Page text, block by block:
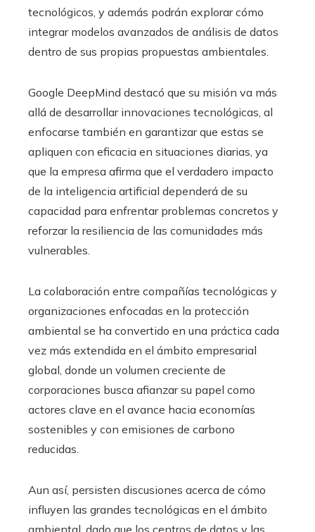
tecnológicos, y además podrán explorar cómo
integrar modelos avanzados de análisis de datos
dentro de sus propias propuestas ambientales.
Google DeepMind destacó que su misión va más
allá de desarrollar innovaciones tecnológicas, al
enfocarse también en garantizar que estas se
apliquen con eficacia en situaciones diarias, ya
que la empresa afirma que el verdadero impacto
de la inteligencia artificial dependerá de su
capacidad para enfrentar problemas concretos y
reforzar la resiliencia de las comunidades más
vulnerables.
La colaboración entre compañías tecnológicas y
organizaciones enfocadas en la protección
ambiental se ha convertido en una práctica cada
vez más extendida en el ámbito empresarial
global, donde un volumen creciente de
corporaciones busca afianzar su papel como
actores clave en el avance hacia economías
sostenibles y con emisiones de carbono
reducidas.
Aun así, persisten discusiones acerca de cómo
influyen las grandes tecnológicas en el ámbito
ambiental, dado que los centros de datos y las